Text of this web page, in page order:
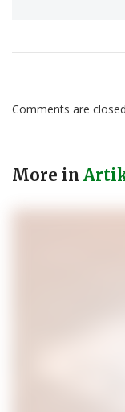
Comments are
More in